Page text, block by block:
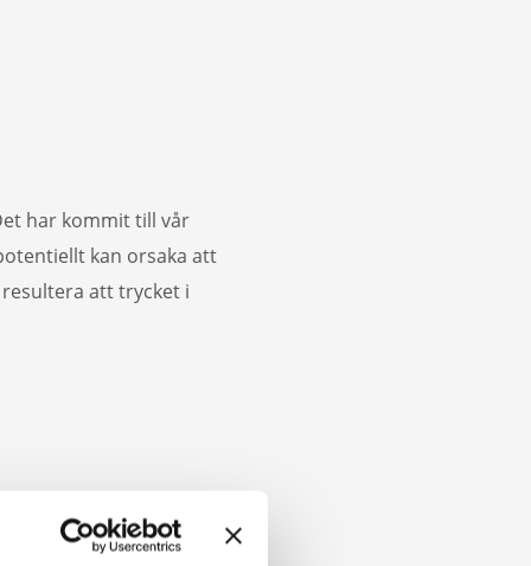
har kommit till vår
kan orsaka att
att trycket i